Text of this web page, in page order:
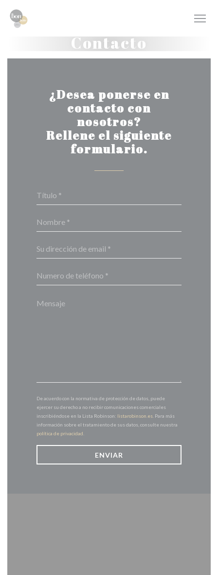
Contacto
¿Desea ponerse en
contacto con
nosotros?
Rellene el siguiente
formulario.
De acuerdo con la normativa de protección de datos, puede
ejercer su derecho a no recibir comunicaciones comerciales
inscribiéndose en la Lista Robinson: listarobinson.es . Para más
información sobre el tratamiento de sus datos, consulte nuestra
política de privacidad